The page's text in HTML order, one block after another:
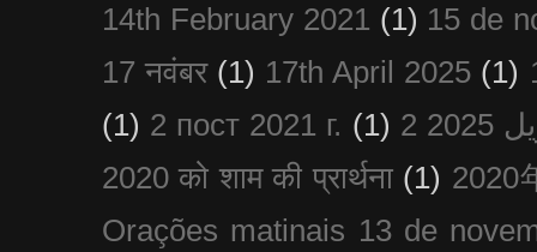
14th February 2021 (1) 15 de
17 नवंबर (1) 17th April 2025 (1)
(1) 2 пост 2021 г. (1)
2020 को शाम की प्रार्थना (1) 2020
Orações matinais 13 de